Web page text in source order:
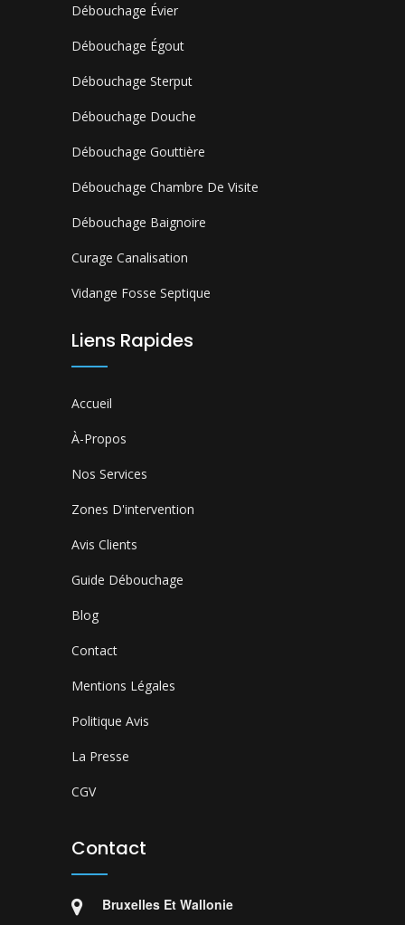
Débouchage Évier
Débouchage Égout
Débouchage Sterput
Débouchage Douche
Débouchage Gouttière
Débouchage Chambre De Visite
Débouchage Baignoire
Curage Canalisation
Vidange Fosse Septique
Liens Rapides
Accueil
À-Propos
Nos Services
Zones D'intervention
Avis Clients
Guide Débouchage
Blog
Contact
Mentions Légales
Politique Avis
La Presse
CGV
Contact
Bruxelles Et Wallonie